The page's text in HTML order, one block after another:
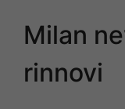
Milan
rinnovi